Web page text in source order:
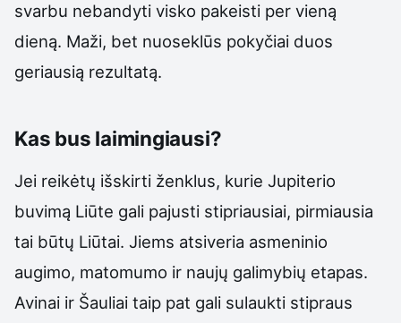
svarbu nebandyti visko pakeisti per vieną
dieną. Maži, bet nuoseklūs pokyčiai duos
geriausią rezultatą.
Kas bus laimingiausi?
Jei reikėtų išskirti ženklus, kurie Jupiterio
buvimą Liūte gali pajusti stipriausiai, pirmiausia
tai būtų Liūtai. Jiems atsiveria asmeninio
augimo, matomumo ir naujų galimybių etapas.
Avinai ir Šauliai taip pat gali sulaukti stipraus